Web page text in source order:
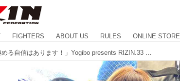
FIGHTERS ABOUT US RULES ONLINE STORE